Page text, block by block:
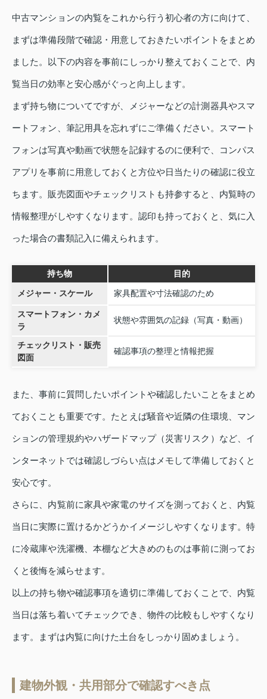
中古マンションの内覧をこれから行う初心者の方に向けて、
まずは準備段階で確認・用意しておきたいポイントをまとめ
ました。以下の内容を事前にしっかり整えておくことで、内
覧当日の効率と安心感がぐっと向上します。
まず持ち物についてですが、メジャーなどの計測器具やスマ
ートフォン、筆記用具を忘れずにご準備ください。スマート
フォンは写真や動画で状態を記録するのに便利で、コンパス
アプリを事前に用意しておくと方位や日当たりの確認に役立
ちます。販売図面やチェックリストも持参すると、内覧時の
情報整理がしやすくなります。認印も持っておくと、気に入
った場合の書類記入に備えられます。
持ち物 目的
メジャー・スケール 家具配置や寸法確認のため
スマートフォン・カメ
ラ
状態や雰囲気の記録（写真・動画）
チェックリスト・販売
図面
確認事項の整理と情報把握
また、事前に質問したいポイントや確認したいことをまとめ
ておくことも重要です。たとえば騒音や近隣の住環境、マン
ションの管理規約やハザードマップ（災害リスク）など、イ
ンターネットでは確認しづらい点はメモして準備しておくと
安心です。
さらに、内覧前に家具や家電のサイズを測っておくと、内覧
当日に実際に置けるかどうかイメージしやすくなります。特
に冷蔵庫や洗濯機、本棚など大きめのものは事前に測ってお
くと後悔を減らせます。
以上の持ち物や確認事項を適切に準備しておくことで、内覧
当日は落ち着いてチェックでき、物件の比較もしやすくなり
ます。まずは内覧に向けた土台をしっかり固めましょう。
建物外観・共用部分で確認すべき点